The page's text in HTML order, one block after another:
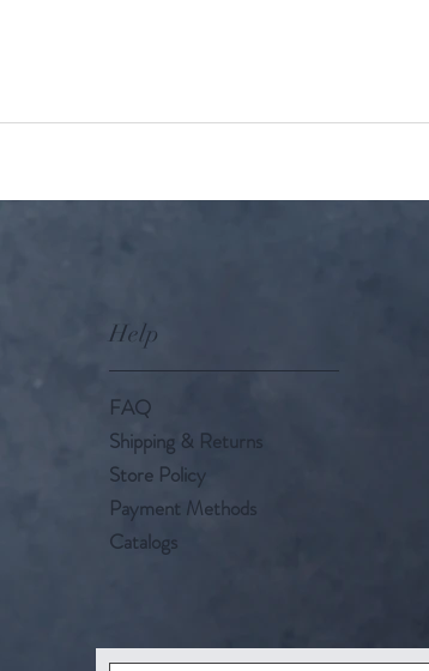
Help
FAQ
Shipping & Returns
Store Policy
Payment Methods
Catalogs